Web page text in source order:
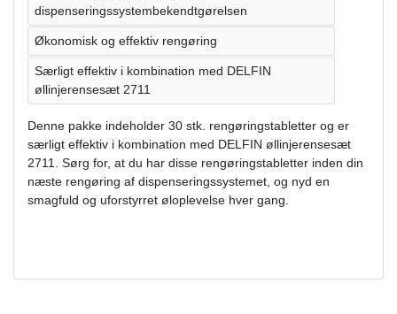
dispenseringssystembekendtgørelsen
Økonomisk og effektiv rengøring
Særligt effektiv i kombination med DELFIN
øllinjerensesæt 2711
Denne pakke indeholder 30 stk. rengøringstabletter og er
særligt effektiv i kombination med DELFIN øllinjerensesæt
2711. Sørg for, at du har disse rengøringstabletter inden din
næste rengøring af dispenseringssystemet, og nyd en
smagfuld og uforstyrret øloplevelse hver gang.